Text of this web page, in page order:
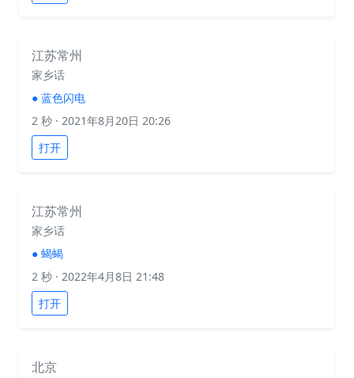
江苏常州
家乡话
● 蓝色闪电
2 秒 · 2021年8月20日 20:26
打开
江苏常州
家乡话
● 蝎蝎
2 秒 · 2022年4月8日 21:48
打开
北京